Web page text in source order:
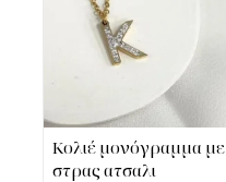
Κολιέ μονόγραμμα με
στρας ατσαλι